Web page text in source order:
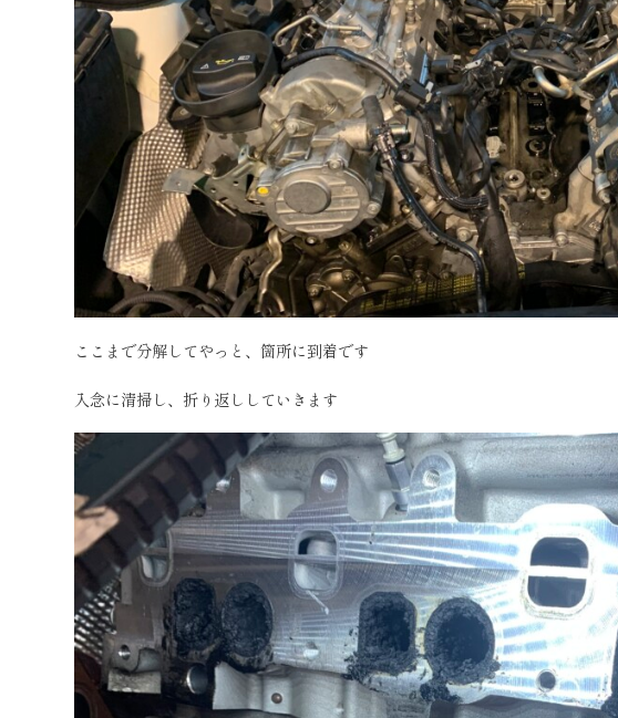
ここまで分解してやっと、箇所に到着です
入念に清掃し、折り返ししていきます